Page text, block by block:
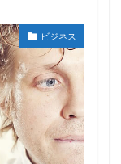
ビジネス